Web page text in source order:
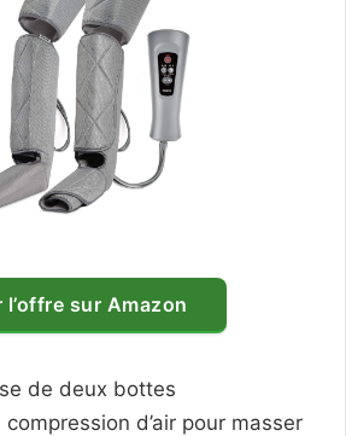
l’offre sur Amazon
de deux bottes
d’air pour masser